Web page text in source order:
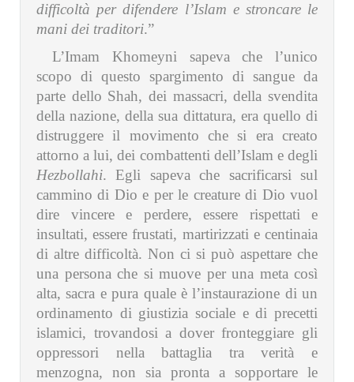
difficoltà per difendere l’Islam e stroncare le
mani dei traditori.”
L’Imam Khomeyni sapeva che l’unico
scopo di questo spargimento di sangue da
parte dello Shah, dei massacri, della svendita
della nazione, della sua dittatura, era quello di
distruggere il movimento che si era creato
attorno a lui, dei combattenti dell’Islam e degli
Hezbollahi. Egli sapeva che sacrificarsi sul
cammino di Dio e per le creature di Dio vuol
dire vincere e perdere, essere rispettati e
insultati, essere frustati, martirizzati e centinaia
di altre difficoltà. Non ci si può aspettare che
una persona che si muove per una meta così
alta, sacra e pura quale è l’instaurazione di un
ordinamento di giustizia sociale e di precetti
islamici, trovandosi a dover fronteggiare gli
oppressori nella battaglia tra verità e
menzogna, non sia pronta a sopportare le